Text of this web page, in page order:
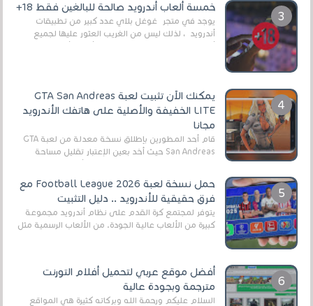
خمسة ألعاب أندرويد صالحة للبالغين فقط 18+
يوجد في متجر غوغل بلاي عدد كبير من تطبيقات
أندرويد ، لذلك ليس من الغريب العثور عليها لجميع
يمكنك الآن تثبيت لعبة GTA San Andreas
LITE الخفيفة والأصلية على هاتفك الأندرويد
مجانا
قام أحد المطورين بإطلاق نسخة معدلة من لعبة GTA
San Andreas حيث أخد بعين الإعتبار تقليل مساحة
حمل نسخة لعبة Football League 2026 مع
فرق حقيقية للأندرويد .. دليل التثبيت
يتوفر لمجتمع كرة القدم على نظام أندرويد مجموعة
كبيرة من الألعاب عالية الجودة. من الألعاب الرسمية مثل
أفضل موقع عربي لتحميل أفلام التورنت
مترجمة وبجودة عالية
السلام عليكم ورحمة الله وبركاته كثيرة هي المواقع